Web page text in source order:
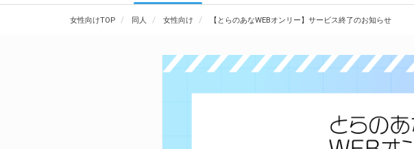
女性向けTOP 同人 女性向け 【とらのあなWEBオンリー】サービス終了のお知らせ